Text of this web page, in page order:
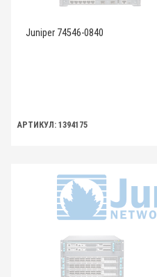
Juniper 74546-0840
АРТИКУЛ: 1394175